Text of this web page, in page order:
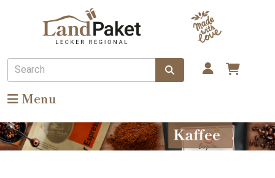
Search
Menu